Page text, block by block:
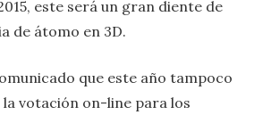
este será un gran diente de
de átomo en 3D.
que este año tampoco
la votación on-line para los